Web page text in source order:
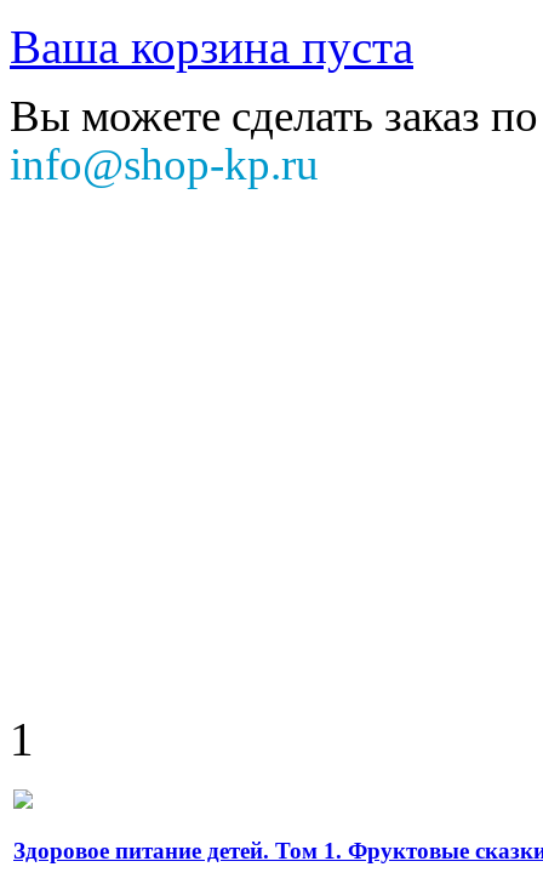
Ваша корзина пуста
Вы можете сделать заказ
info@shop-kp.ru
1
Здоровое питание детей. Том 1. Фруктовые